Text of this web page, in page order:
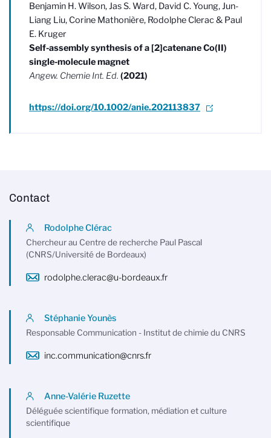
Benjamin H. Wilson, Jas S. Ward, David C. Young, Jun-
Liang Liu, Corine Mathonière, Rodolphe Clerac & Paul
E. Kruger
Self-assembly synthesis of a [2]catenane Co(II)
single-molecule magnet
Angew. Chemie Int. Ed. (2021)
https://doi.org/10.1002/anie.202113837
Contact
Rodolphe Clérac
Chercheur au Centre de recherche Paul Pascal
(CNRS/Université de Bordeaux)
rodolphe.clerac@u-bordeaux.fr
Stéphanie Younès
Responsable Communication - Institut de chimie du CNRS
inc.communication@cnrs.fr
Anne-Valérie Ruzette
Déléguée scientifique formation, médiation et culture
scientifique